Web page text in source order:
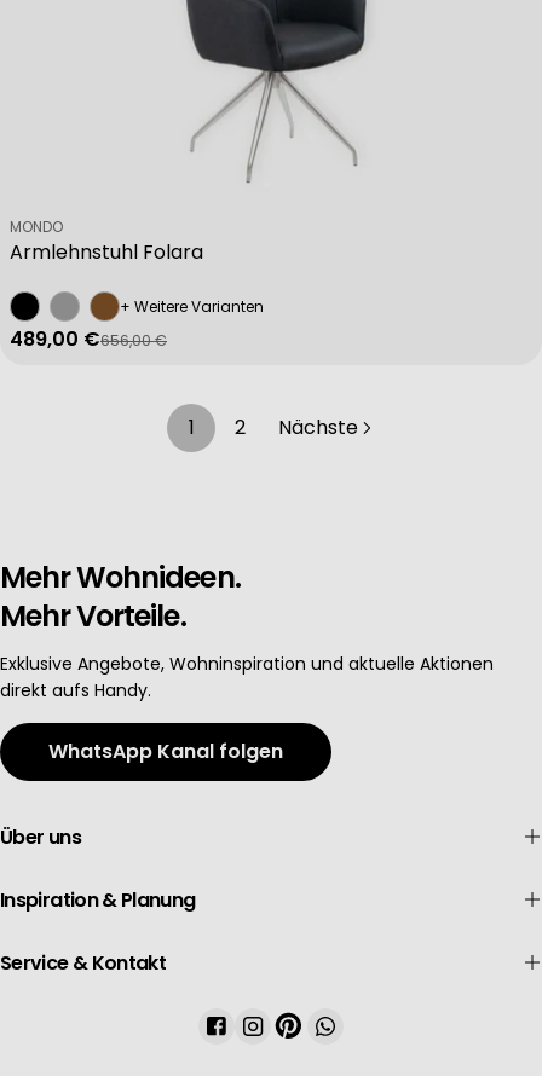
Armlehnstuhl Folara
Verkäufer:
MONDO
+ Weitere Varianten
Verkaufspreis
489,00 €
Regulärer Preis
656,00 €
1 2 Nächste
Mehr Wohnideen.
Mehr Vorteile.
Exklusive Angebote, Wohninspiration und aktuelle Aktionen
direkt aufs Handy.
WhatsApp Kanal folgen
Über uns
Inspiration & Planung
Service & Kontakt
Facebook
Instagram
PinterestWhatsApp